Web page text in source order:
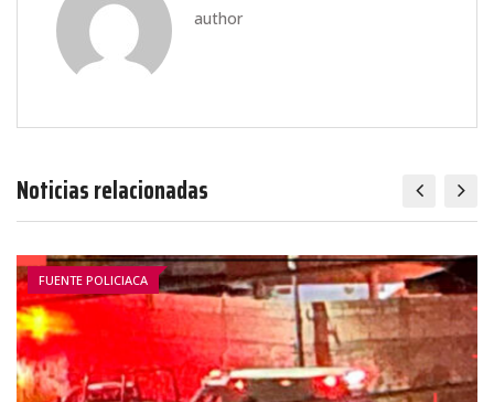
author
Noticias relacionadas
FUENTE POLICIACA